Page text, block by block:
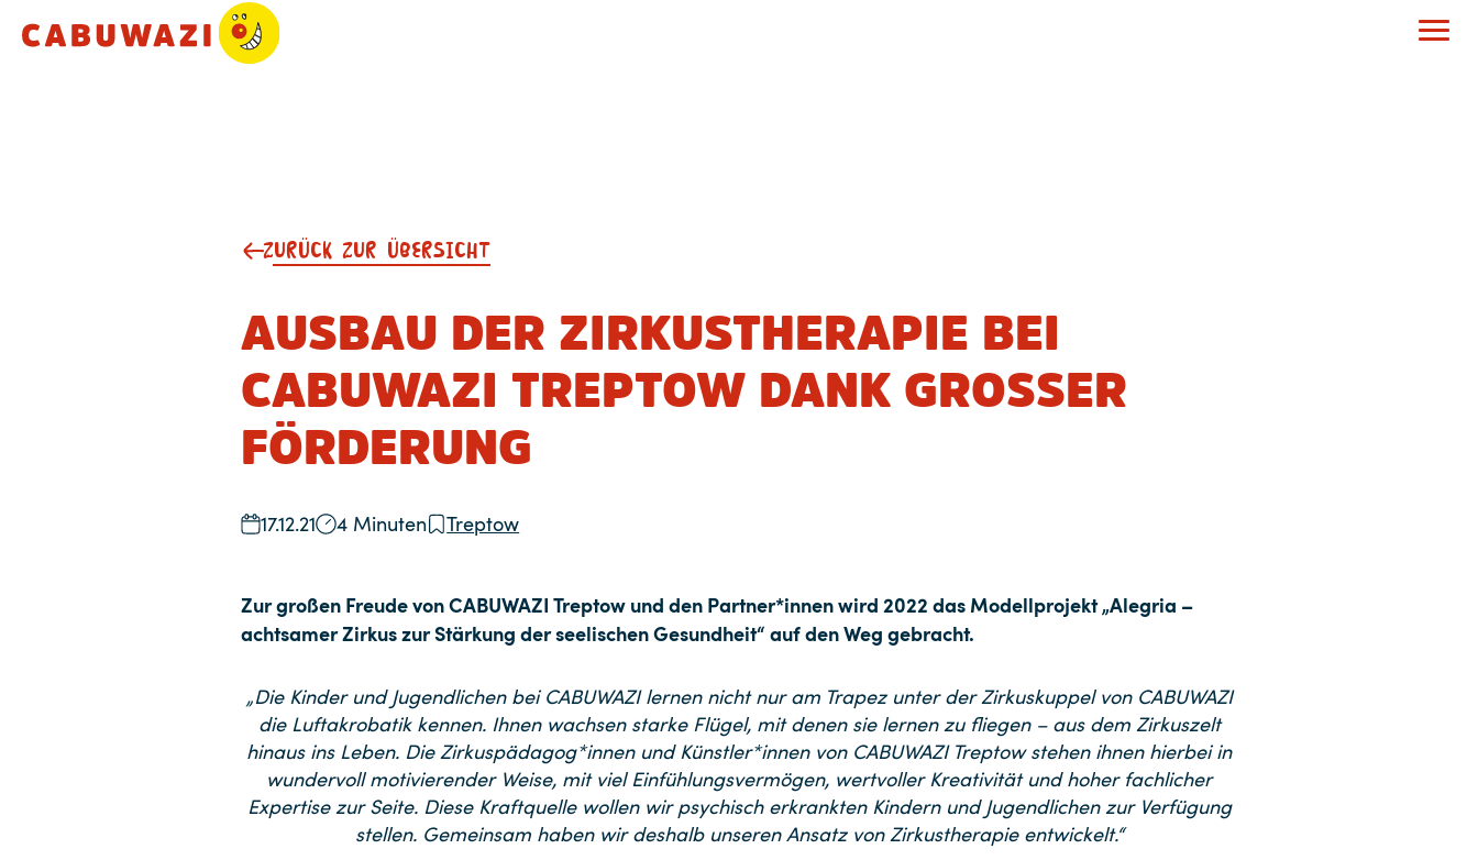
ZURÜCK ZUR ÜBERSICHT
AUSBAU DER ZIRKUSTHERAPIE BEI
CABUWAZI TREPTOW DANK GROSSER F
ÖRDERUNG
17.12.21 4 Minuten Treptow
Zur großen Freude von CABUWAZI Treptow und den Partner*innen wird 2022 das Modellprojekt „Alegria –
achtsamer Zirkus zur Stärkung der seelischen Gesundheit“ auf den Weg gebracht.
„Die Kinder und Jugendlichen bei CABUWAZI lernen nicht nur am Trapez unter der Zirkuskuppel von CABUWAZI
die Luftakrobatik kennen. Ihnen wachsen starke Flügel, mit denen sie lernen zu fliegen – aus dem Zirkuszelt
hinaus ins Leben. Die Zirkuspädagog*innen und Künstler*innen von CABUWAZI Treptow stehen ihnen hierbei in
wundervoll motivierender Weise, mit viel Einfühlungsvermögen, wertvoller Kreativität und hoher fachlicher
Expertise zur Seite. Diese Kraftquelle wollen wir psychisch erkrankten Kindern und Jugendlichen zur Verfügung
stellen. Gemeinsam haben wir deshalb unseren Ansatz von Zirkustherapie entwickelt.“